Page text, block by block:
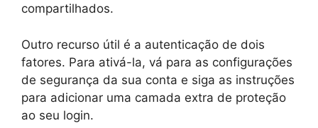
compartilhados.
Outro recurso útil é a autenticação de dois
fatores. Para ativá-la, vá para as configurações
de segurança da sua conta e siga as instruções
para adicionar uma camada extra de proteção
ao seu login.